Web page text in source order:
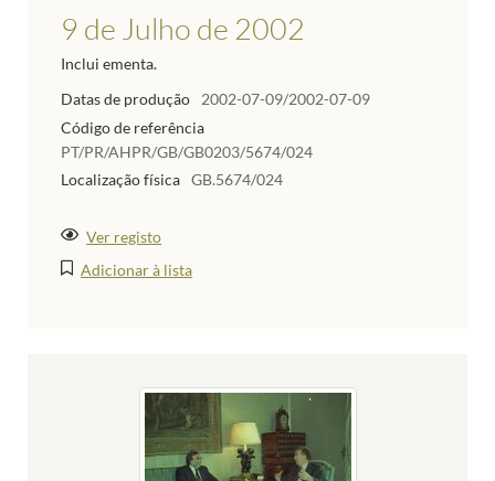
9 de Julho de 2002
Inclui ementa.
Datas de produção
2002-07-09/2002-07-09
Código de referência
PT/PR/AHPR/GB/GB0203/5674/024
Localização física GB.5674/024
Ver registo
Adicionar à lista